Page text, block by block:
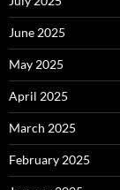
June 2025
May 2025
April 2025
March 2025
February 2025